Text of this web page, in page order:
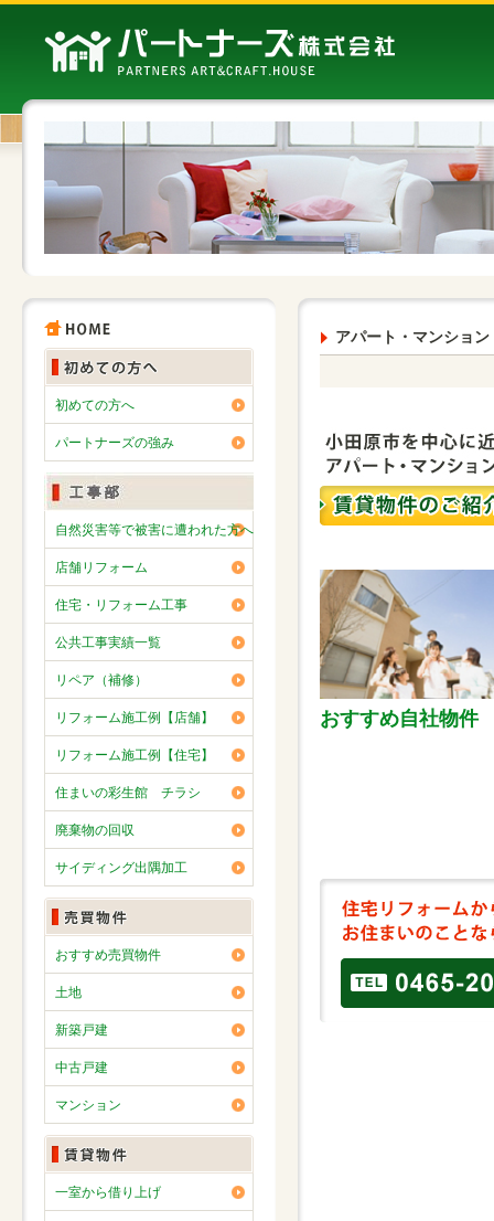
初めての方へ
パートナーズの強み
自然災害等で被害に遭われた方へ
店舗リフォーム
住宅・リフォーム工事
公共工事実績一覧
リペア（補修）
リフォーム施工例【店舗】
リフォーム施工例【住宅】
住まいの彩生館 チラシ
廃棄物の回収
サイディング出隅加工
おすすめ売買物件
土地
新築戸建
中古戸建
マンション
一室から借り上げ
アパート・マンション
おすすめ自社物件